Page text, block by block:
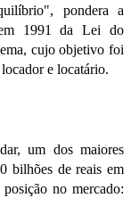
pondera a
1991 da Lei do
cujo objetivo foi
e locatário.
um dos maiores
bilhões de reais em
no mercado: